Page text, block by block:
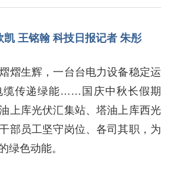
凯 王铭翰 科技日报记者 朱彤
熠生辉，一台台电力设备稳定运
缆传递绿能……国庆中秋长假期
上库光伏汇集站、塔油上库西光
部员工坚守岗位、各司其职，为
绿色动能。